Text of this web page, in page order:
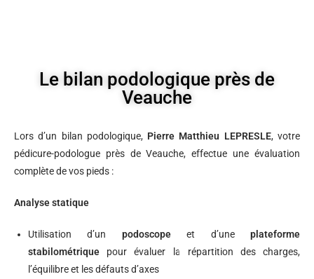
Le bilan podologique près de
Veauche
Lors d’un bilan podologique, Pierre Matthieu LEPRESLE, votre
pédicure-podologue près de Veauche, effectue une évaluation
complète de vos pieds :
Analyse statique
Utilisation d’un podoscopeet d’uneplateforme
stabilométrique pour évaluer la répartition des charges,
l’équilibre et les défauts d’axes